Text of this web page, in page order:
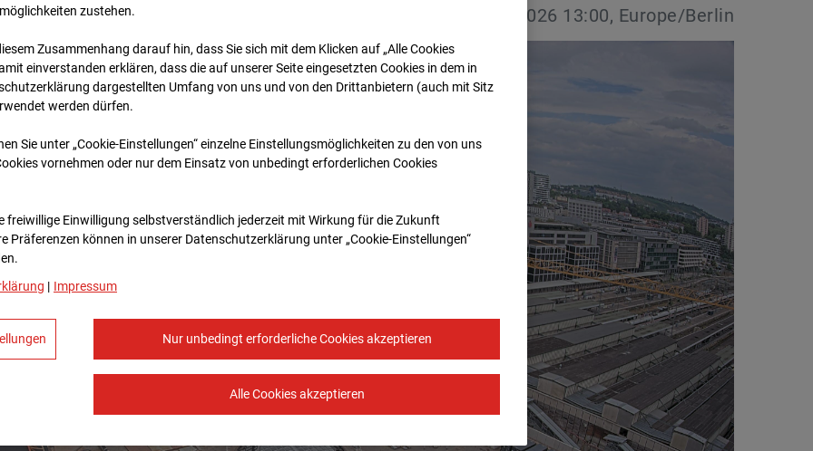
08.07.2026 13:00, Europe/Berlin
zustehen.
Zusammenhang darauf hin, dass Sie sich mit dem Klicken auf „Alle Cookies
ein­ver­standen erklären, dass die auf unserer Seite eingesetzten Cookies in dem in
dargestellten Umfang von uns und von den Drittanbietern (auch mit Sitz
werden dürfen.
Sie unter „Cookie-Einstellungen“ einzelne Einstellungsmöglichkeiten zu den von uns
vornehmen oder nur dem Einsatz von unbedingt erforderlichen Cookies
freiwillige Einwilligung selbstverständlich jederzeit mit Wirkung für die Zukunft
Prä­fe­renzen können in unserer Datenschutzerklärung unter „Cookie-Einstellungen“
| Impressum
Nur unbedingt erforderliche Cookies akzeptieren
Alle Cookies akzeptieren